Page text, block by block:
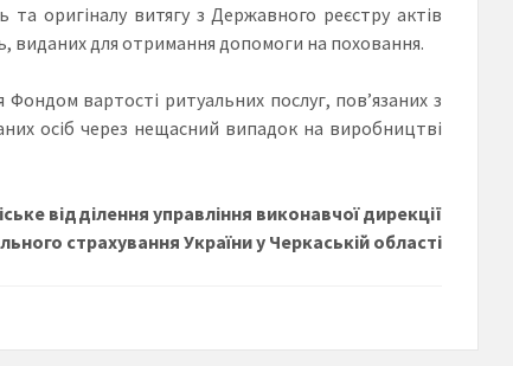
оригіналу витягу з Державного реєстру актів
виданих для отримання допомоги на поховання.
вартості ритуальних послуг, пов’язаних з
осіб через нещасний випадок на виробництві
відділення управління виконавчої дирекції
страхування України у Черкаській області